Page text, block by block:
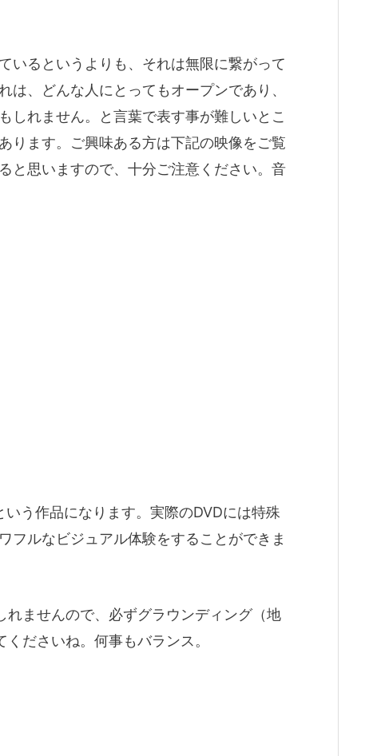
いるというよりも、それは無限に繋がって
、どんな人にとってもオープンであり、
しれません。と言葉で表す事が難しいとこ
ります。ご興味ある方は下記の映像をご覧
と思いますので、十分ご注意ください。音
いう作品になります。実際のDVDには特殊
フルなビジュアル体験をすることができま
ませんので、必ずグラウンディング（地
ださいね。何事もバランス。